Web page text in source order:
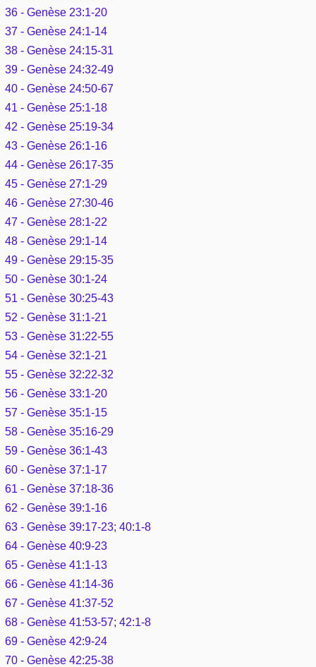
36 - Genèse 23:1-20
37 - Genèse 24:1-14
38 - Genèse 24:15-31
39 - Genèse 24:32-49
40 - Genèse 24:50-67
41 - Genèse 25:1-18
42 - Genèse 25:19-34
43 - Genèse 26:1-16
44 - Genèse 26:17-35
45 - Genèse 27:1-29
46 - Genèse 27:30-46
47 - Genèse 28:1-22
48 - Genèse 29:1-14
49 - Genèse 29:15-35
50 - Genèse 30:1-24
51 - Genèse 30:25-43
52 - Genèse 31:1-21
53 - Genèse 31:22-55
54 - Genèse 32:1-21
55 - Genèse 32:22-32
56 - Genèse 33:1-20
57 - Genèse 35:1-15
58 - Genèse 35:16-29
59 - Genèse 36:1-43
60 - Genèse 37:1-17
61 - Genèse 37:18-36
62 - Genèse 39:1-16
63 - Genèse 39:17-23; 40:1-8
64 - Genèse 40:9-23
65 - Genèse 41:1-13
66 - Genèse 41:14-36
67 - Genèse 41:37-52
68 - Genèse 41:53-57; 42:1-8
69 - Genèse 42:9-24
70 - Genèse 42:25-38